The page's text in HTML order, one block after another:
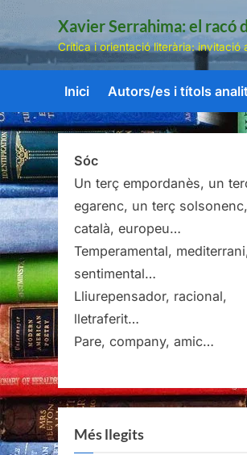
Skip
content
Xavier Serrahima: el racó
Crítica i orientació literària: invitació
Inici Autors/es i títols
Sóc
Un terç empordanès, un
egarenc, un terç solsonenc,
català, europeu…
Temperamental,
sentimental…
Lliurepensador, racional,
lletraferit…
Pare, company, amic…
Més llegits